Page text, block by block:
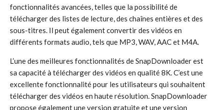
fonctionnalités avancées, telles que la possibilité de
télécharger des listes de lecture, des chaînes entières et des
sous-titres. Il peut également convertir des vidéos en
différents formats audio, tels que MP3, WAV, AAC et M4A.
L’une des meilleures fonctionnalités de SnapDownloader est
sa capacité à télécharger des vidéos en qualité 8K. C’est une
excellente fonctionnalité pour les utilisateurs qui souhaitent
télécharger des vidéos en haute résolution. SnapDownloader
propose également une version gratuite et une version